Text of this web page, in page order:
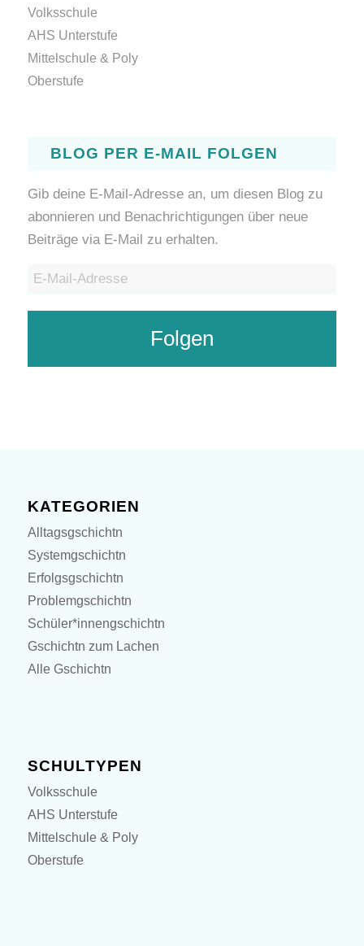
Volksschule
AHS Unterstufe
Mittelschule & Poly
Oberstufe
BLOG PER E-MAIL FOLGEN
Gib deine E-Mail-Adresse an, um diesen Blog zu
abonnieren und Benachrichtigungen über neue
Beiträge via E-Mail zu erhalten.
E-
Folgen
KATEGORIEN
Alltagsgschichtn
Systemgschichtn
Erfolgsgschichtn
Problemgschichtn
Schüler*innengschichtn
Gschichtn zum Lachen
Alle Gschichtn
SCHULTYPEN
Volksschule
AHS Unterstufe
Mittelschule & Poly
Oberstufe